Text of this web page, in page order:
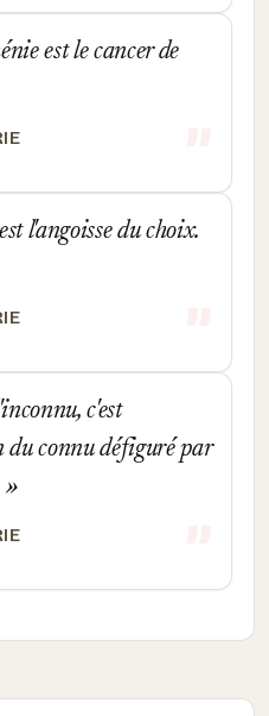
est le cancer de
l'angoisse du choix.
c'est
du connu défiguré par